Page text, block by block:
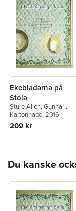
Ekebladarna på
Stola
Sture Allén,Gunnar
Wetterberg,Tore
Frängsmyr
Wolff
Kartonnage, 2016
209 kr
Du kanske